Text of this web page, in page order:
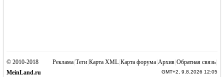
Реклама Теги Карта XML Карта форума Архив Обратная связь
GMT+2, 9.8.2026 12:05
© 2010-2018
MeinLand.ru